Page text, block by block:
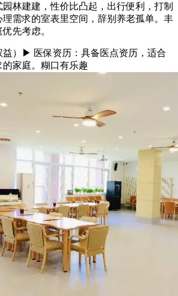
林建建，性价比凸起，出行便利，打制
需求的室表里空间，辞别养老孤单。丰
先考虑。
）▶ 医保资历：具备医点资历，适合
家庭。糊口有乐趣